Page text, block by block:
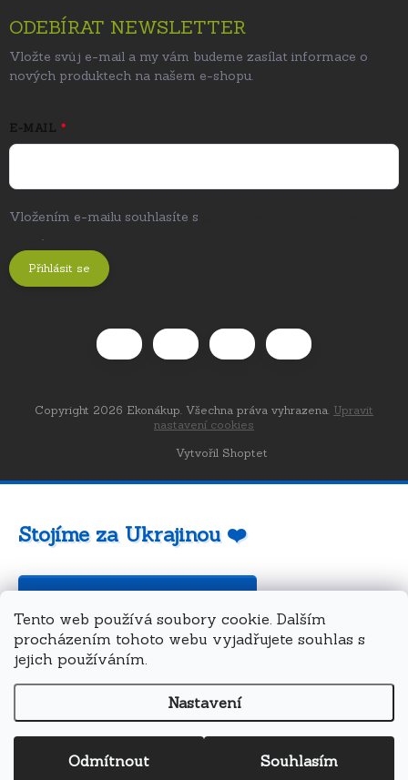
Tento web používá soubory cookie. Dalším
procházením tohoto webu vyjadřujete souhlas s
jejich používáním.
Nastavení
Odmítnout Souhlasím
ODEBÍRAT NEWSLETTER
Vložte svůj e-mail a my vám budeme zasílat informace o
nových produktech na našem e-shopu.
E-MAIL
Vložením e-mailu souhlasíte s
.
Přihlásit se
Vytvořil Shoptet
Copyright 2026 Ekonákup. Všechna práva vyhrazena. Upravit
nastavení cookies
Stojíme za Ukrajinou ❤️